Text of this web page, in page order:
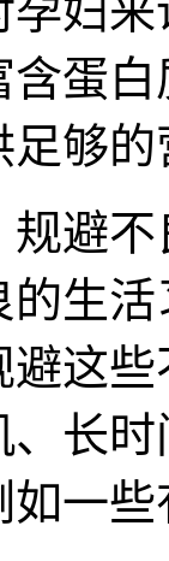
妇
蛋
够
不
生
这
长
一